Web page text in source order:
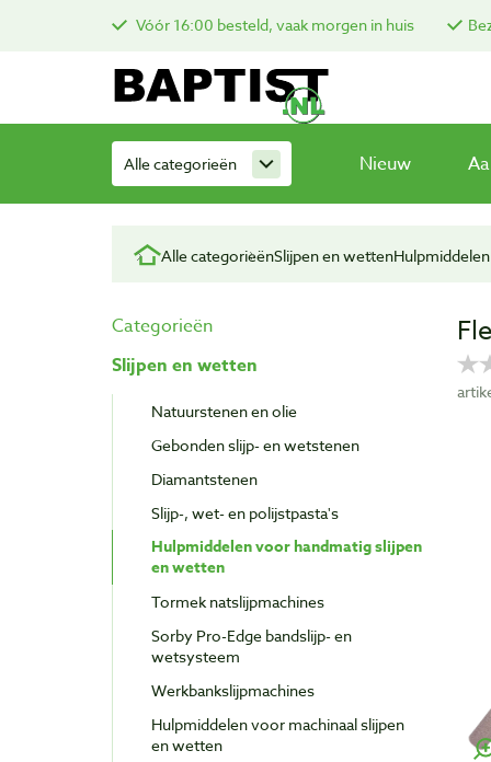
Vóór 16:00 besteld, vaak morgen in huis
Alle categorieën Nieuw
Alle categorieënSlijpen en wetten
Categorieën
Slijpen en wetten
Natuurstenen en olie
Gebonden slijp- en wetstenen
Diamantstenen
Slijp-, wet- en polijstpasta's
Hulpmiddelen voor handmatig slijpen
en wetten
Tormek natslijpmachines
Sorby Pro-Edge bandslijp- en
wetsysteem
Werkbankslijpmachines
Hulpmiddelen voor machinaal slijpen
en wetten